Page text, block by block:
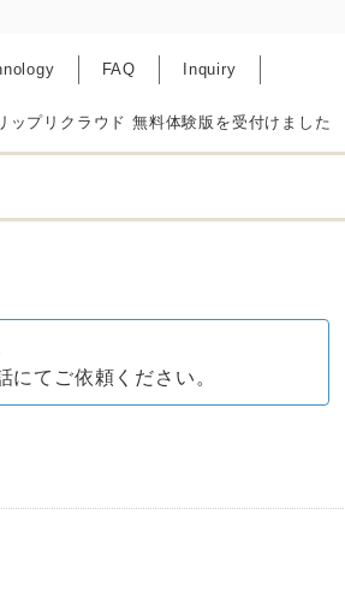
FAQ Inquiry
ップリクラウド 無料体験版を受付けました
てご依頼ください。